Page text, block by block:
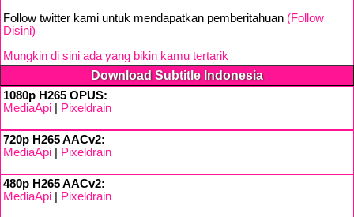
Follow twitter kami untuk mendapatkan pemberitahuan (Follow
Disini)
Mungkin di sini ada yang bikin kamu tertarik
Download Subtitle Indonesia
1080p H265 OPUS:
MediaApi
Pixeldrain
720p H265 AACv2:
MediaApi
Pixeldrain
480p H265 AACv2:
MediaApi
Pixeldrain